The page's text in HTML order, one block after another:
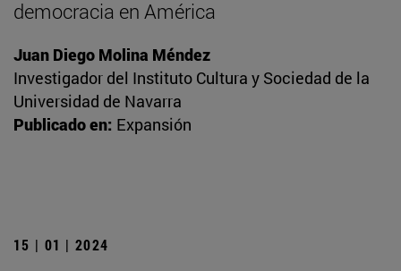
democracia en América
Juan Diego Molina Méndez
Investigador del Instituto Cultura y Sociedad de la
Universidad de Navarra
Publicado en: Expansión
15 | 01 | 2024